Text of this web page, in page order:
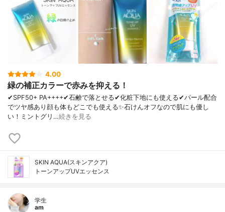
4.00
緑の補正カラーで赤みを抑える！
✔︎SPF50+ PA++++✔︎石鹸で落とせる✔︎化粧下地にも使える✔︎パール配合
でツヤ感あり顔も体もどこでも使える✨石けんオフなので肌にも優し
い！ミントグリ…続きを見る
SKIN AQUA(スキンアクア)
トーンアップUVエッセンス
学生
am